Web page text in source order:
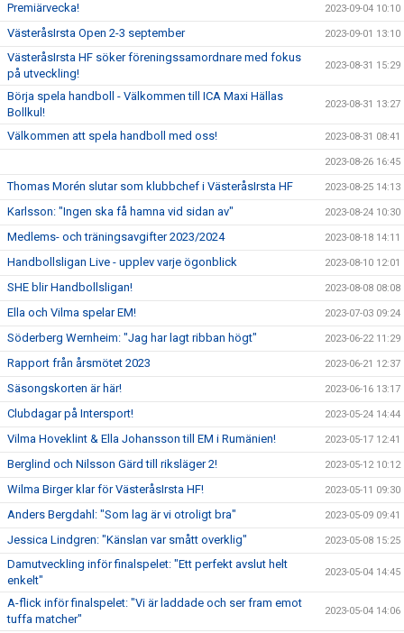
Premiärvecka! 2023-09-04 10:10
VästeråsIrsta Open 2-3 september 2023-09-01 13:10
VästeråsIrsta HF söker föreningssamordnare med fokus
på utveckling!
2023-08-31 15:29
Börja spela handboll - Välkommen till ICA Maxi Hällas
Bollkul!
2023-08-31 13:27
Välkommen att spela handboll med oss! 2023-08-31 08:41
2023-08-26 16:45
Thomas Morén slutar som klubbchef i VästeråsIrsta HF 2023-08-25 14:13
Karlsson: "Ingen ska få hamna vid sidan av" 2023-08-24 10:30
Medlems- och träningsavgifter 2023/2024 2023-08-18 14:11
Handbollsligan Live - upplev varje ögonblick 2023-08-10 12:01
SHE blir Handbollsligan! 2023-08-08 08:08
Ella och Vilma spelar EM! 2023-07-03 09:24
Söderberg Wernheim: "Jag har lagt ribban högt" 2023-06-22 11:29
Rapport från årsmötet 2023 2023-06-21 12:37
Säsongskorten är här! 2023-06-16 13:17
Clubdagar på Intersport! 2023-05-24 14:44
Vilma Hoveklint & Ella Johansson till EM i Rumänien! 2023-05-17 12:41
Berglind och Nilsson Gärd till riksläger 2! 2023-05-12 10:12
Wilma Birger klar för VästeråsIrsta HF! 2023-05-11 09:30
Anders Bergdahl: "Som lag är vi otroligt bra" 2023-05-09 09:41
Jessica Lindgren: "Känslan var smått overklig" 2023-05-08 15:25
Damutveckling inför finalspelet: "Ett perfekt avslut helt
enkelt"
2023-05-04 14:45
A-flick inför finalspelet: "Vi är laddade och ser fram emot
tuffa matcher"
2023-05-04 14:06